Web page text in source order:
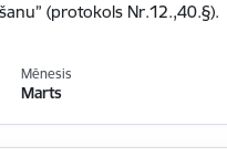
(protokols Nr.12.,40.§).
Mēnesis
Marts